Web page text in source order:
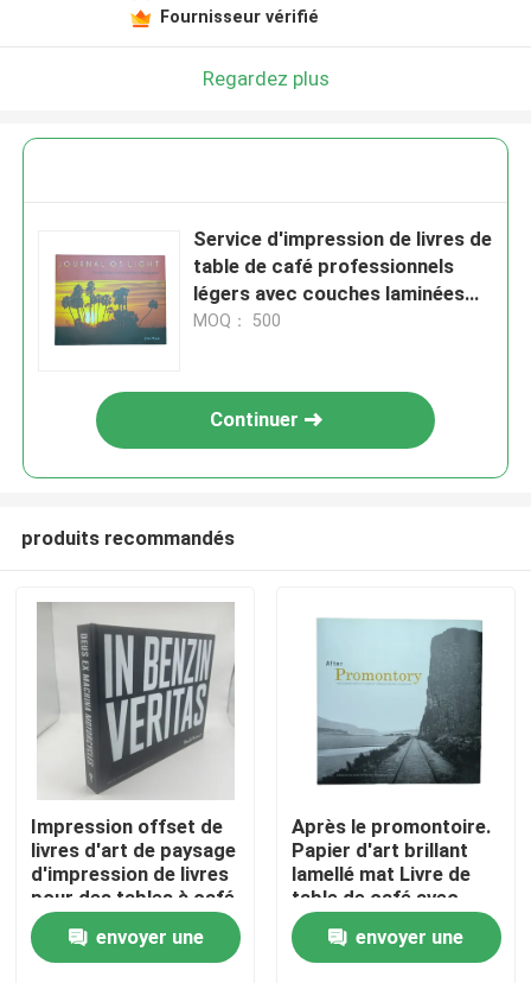
Maison
Fournisseur vérifié
Regardez plus
Service d'impression de livres de
table de café professionnels
légers avec couches laminées
mates et reliure en couverture
MOQ： 500
Continuer
produits recommandés
Impression offset de
livres d'art de paysage
d'impression de livres
pour des tables à café
impressionnantes
envoyer une
Après le promontoire.
Papier d'art brillant
lamellé mat Livre de
table de café avec
impression en
couleurs et vestes
personnalisées
envoyer une